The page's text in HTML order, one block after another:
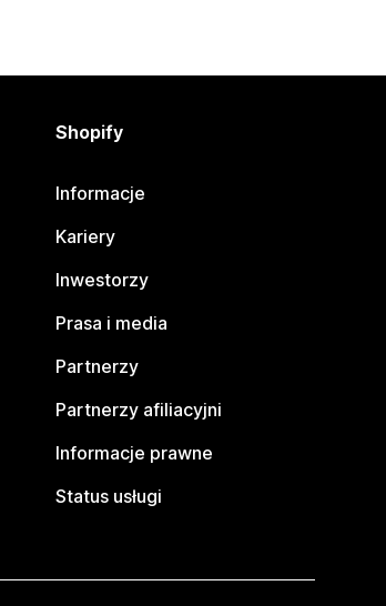
Shopify
Informacje
Kariery
Inwestorzy
Prasa i media
Partnerzy
Partnerzy afiliacyjni
Informacje prawne
Status usługi